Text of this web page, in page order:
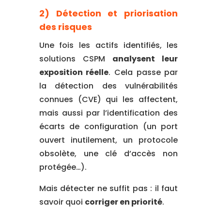
2) Détection et priorisation
des risques
Une fois les actifs identifiés, les
solutions CSPM analysent leur
exposition réelle. Cela passe par
la détection des vulnérabilités
connues (CVE) qui les affectent,
mais aussi par l’identification des
écarts de configuration (un port
ouvert inutilement, un protocole
obsolète, une clé d’accès non
protégée…).
Mais détecter ne suffit pas : il faut
savoir quoi corriger en priorité.